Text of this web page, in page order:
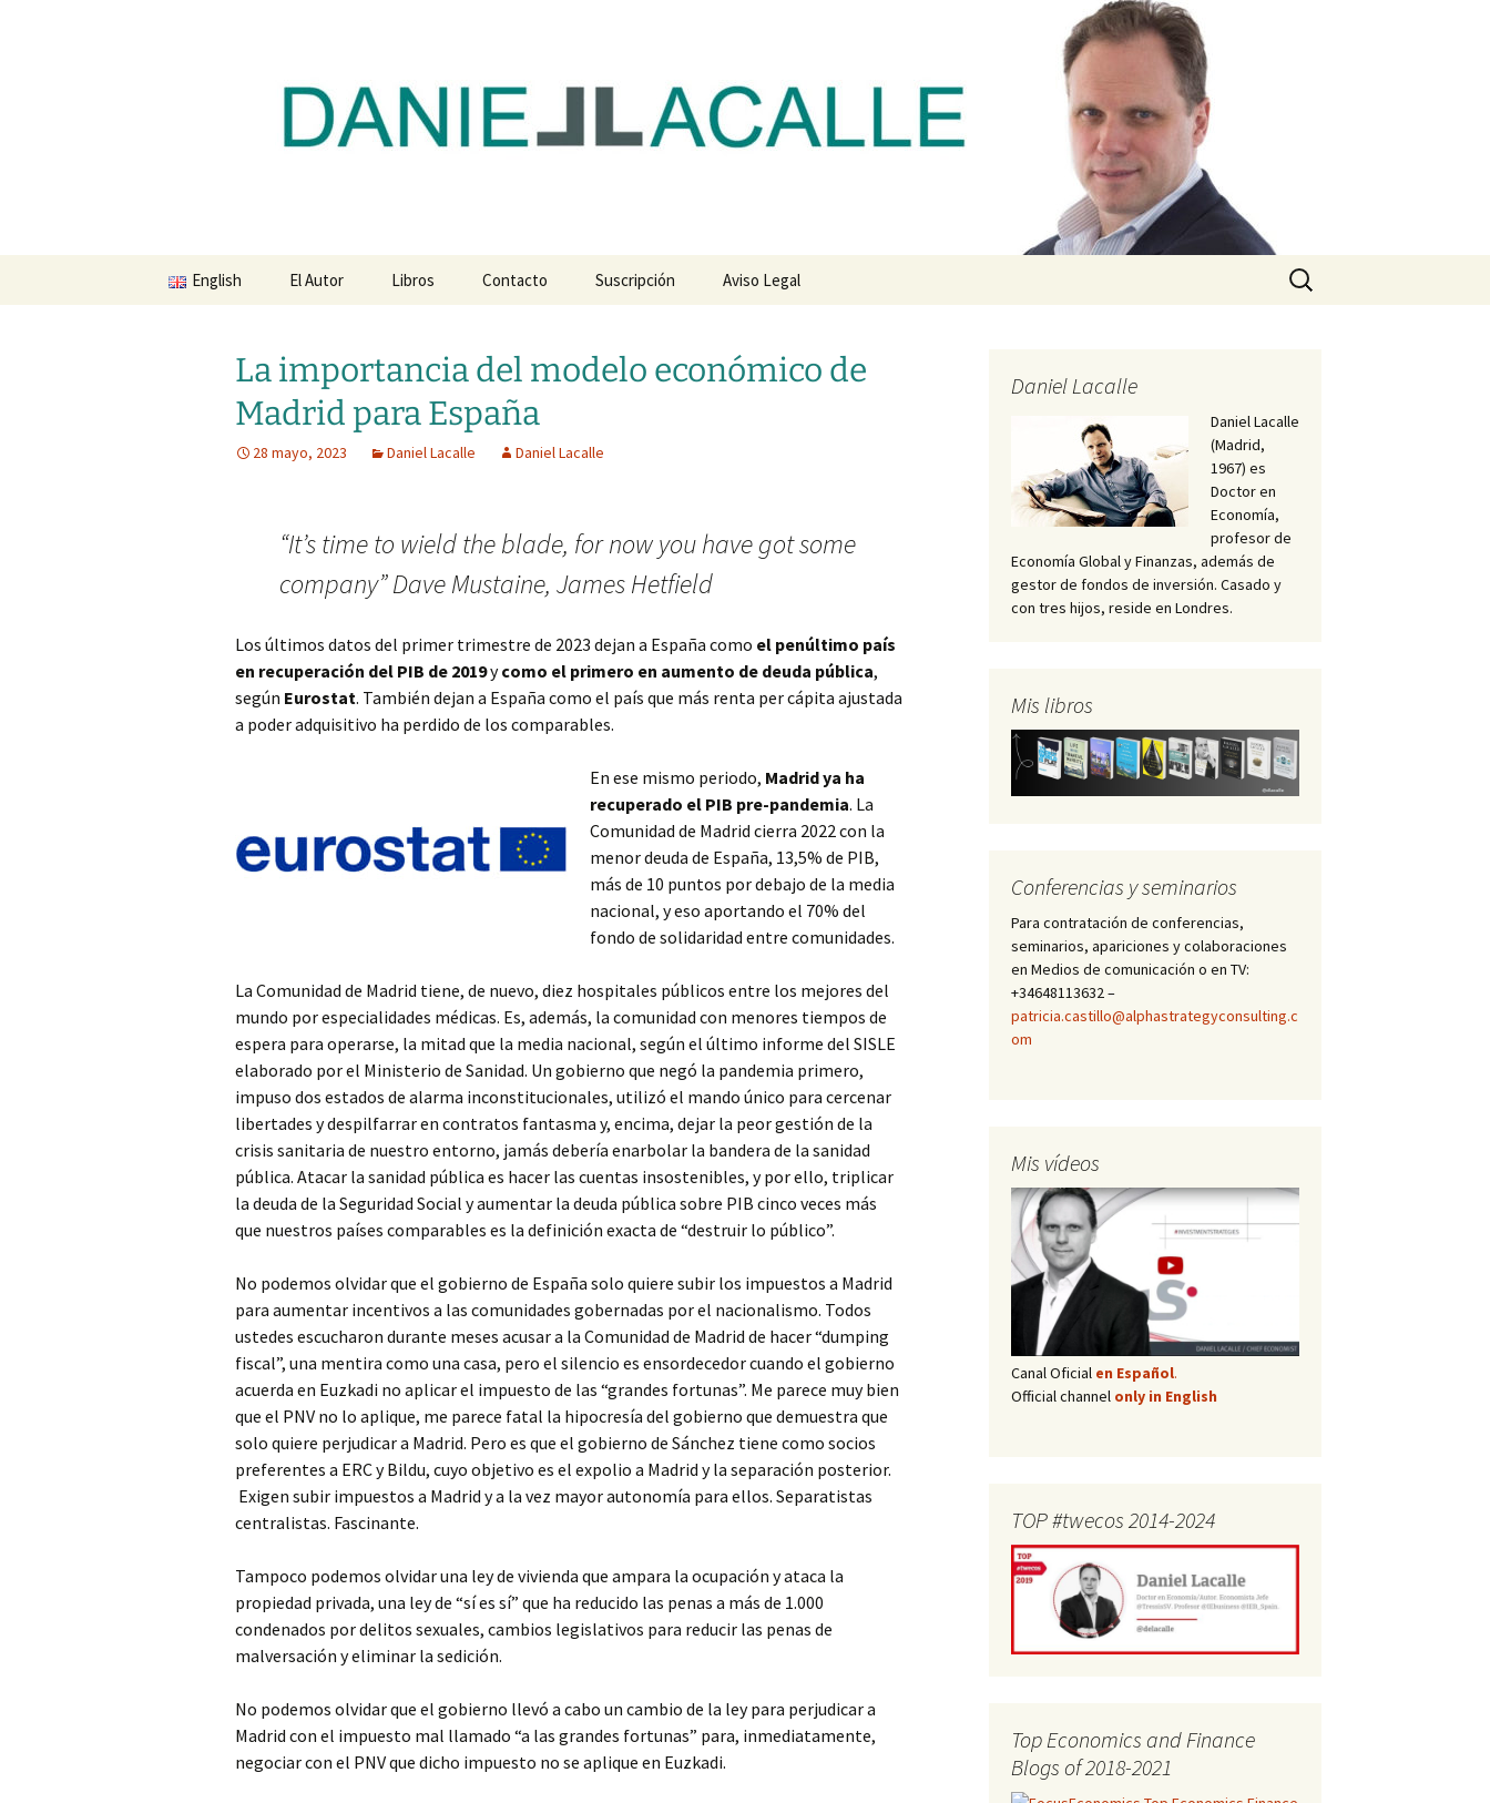
dlacalle.com
English El Autor Libros Contacto Suscripción Aviso Legal
Buscar:
La importancia del modelo económico de
Madrid para España
28 mayo, 2023 Daniel Lacalle Daniel Lacalle
“It’s time to wield the blade, for now you have got some
company” Dave Mustaine, James Hetfield
Los últimos datos del primer trimestre de 2023 dejan a España como el penúltimo país
en recuperación del PIB de 2019ycomo el primero en aumento de deuda pública,
según Eurostat. También dejan a España como el país que más renta per cápita ajustada
a poder adquisitivo ha perdido de los comparables.
En ese mismo periodo, Madrid ya ha
recuperado el PIB pre-pandemia. La
Comunidad de Madrid cierra 2022 con la
menor deuda de España, 13,5% de PIB,
más de 10 puntos por debajo de la media
nacional, y eso aportando el 70% del
fondo de solidaridad entre comunidades.
La Comunidad de Madrid tiene, de nuevo, diez hospitales públicos entre los mejores del
mundo por especialidades médicas. Es, además, la comunidad con menores tiempos de
espera para operarse, la mitad que la media nacional, según el último informe del SISLE
elaborado por el Ministerio de Sanidad. Un gobierno que negó la pandemia primero,
impuso dos estados de alarma inconstitucionales, utilizó el mando único para cercenar
libertades y despilfarrar en contratos fantasma y, encima, dejar la peor gestión de la
crisis sanitaria de nuestro entorno, jamás debería enarbolar la bandera de la sanidad
pública. Atacar la sanidad pública es hacer las cuentas insostenibles, y por ello, triplicar
la deuda de la Seguridad Social y aumentar la deuda pública sobre PIB cinco veces más
que nuestros países comparables es la definición exacta de “destruir lo público”.
No podemos olvidar que el gobierno de España solo quiere subir los impuestos a Madrid
para aumentar incentivos a las comunidades gobernadas por el nacionalismo. Todos
ustedes escucharon durante meses acusar a la Comunidad de Madrid de hacer “dumping
fiscal”, una mentira como una casa, pero el silencio es ensordecedor cuando el gobierno
acuerda en Euzkadi no aplicar el impuesto de las “grandes fortunas”. Me parece muy bien
que el PNV no lo aplique, me parece fatal la hipocresía del gobierno que demuestra que
solo quiere perjudicar a Madrid. Pero es que el gobierno de Sánchez tiene como socios
preferentes a ERC y Bildu, cuyo objetivo es el expolio a Madrid y la separación posterior.
Exigen subir impuestos a Madrid y a la vez mayor autonomía para ellos. Separatistas
centralistas. Fascinante.
Tampoco podemos olvidar una ley de vivienda que ampara la ocupación y ataca la
propiedad privada, una ley de “sí es sí” que ha reducido las penas a más de 1.000
condenados por delitos sexuales, cambios legislativos para reducir las penas de
malversación y eliminar la sedición.
No podemos olvidar que el gobierno llevó a cabo un cambio de la ley para perjudicar a
Madrid con el impuesto mal llamado “a las grandes fortunas” para, inmediatamente,
negociar con el PNV que dicho impuesto no se aplique en Euzkadi.
Daniel Lacalle
Daniel Lacalle
(Madrid,
1967) es
Doctor en
Economía,
profesor de
Economía Global y Finanzas, además de
gestor de fondos de inversión. Casado y
con tres hijos, reside en Londres.
Mis libros
Conferencias y seminarios
Para contratación de conferencias,
seminarios, apariciones y colaboraciones
en Medios de comunicación o en TV:
+34648113632 –
patricia.castillo@alphastrategyconsulting.c
om
Mis vídeos
Canal Oficial en Español.
Official channel only in English
TOP #twecos 2014-2024
Top Economics and Finance
Blogs of 2018-2021